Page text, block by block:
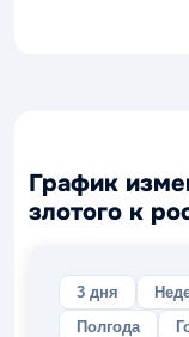
График
злотого к
3 дня
Полгода